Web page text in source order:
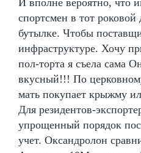
спортсмен в тот
бутылке. Чтобы
инфраструктуре. Хочу
пол-торта я съела сама
вкусный!!! По
мать покупает крыжму
Для резидентов-
упрощенный порядок
учет. Оксандролон